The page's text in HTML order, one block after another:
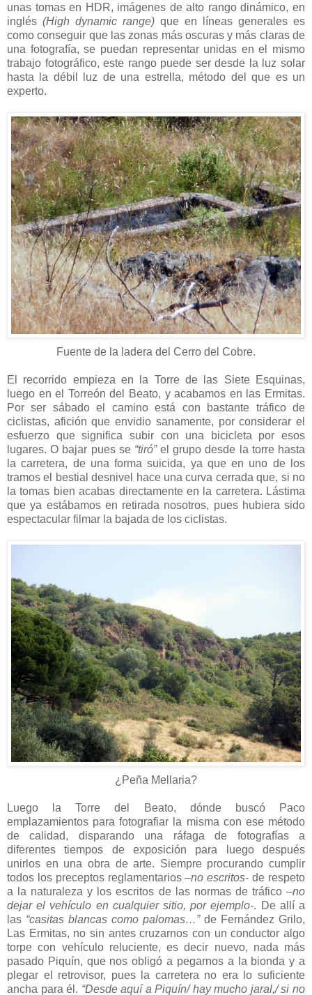
unas tomas en HDR, imágenes de alto rango dinámico, en
inglés (High dynamic range) que en líneas generales es
como conseguir que las zonas más oscuras y más claras de
una fotografía, se puedan representar unidas en el mismo
trabajo fotográfico, este rango puede ser desde la luz solar
hasta la débil luz de una estrella, método del que es un
experto.
Fuente de la ladera del Cerro del Cobre.
El recorrido empieza en la Torre de las Siete Esquinas,
luego en el Torreón del Beato, y acabamos en las Ermitas.
Por ser sábado el camino está con bastante tráfico de
ciclistas, afición que envidio sanamente, por considerar el
esfuerzo que significa subir con una bicicleta por esos
lugares. O bajar pues se “tiró”el grupo desde la torre hasta
la carretera, de una forma suicida, ya que en uno de los
tramos el bestial desnivel hace una curva cerrada que, si no
la tomas bien acabas directamente en la carretera. Lástima
que ya estábamos en retirada nosotros, pues hubiera sido
espectacular filmar la bajada de los ciclistas.
¿Peña Mellaria?
Luego la Torre del Beato, dónde buscó Paco
emplazamientos para fotografiar la misma con ese método
de calidad, disparando una ráfaga de fotografías a
diferentes tiempos de exposición para luego después
unirlos en una obra de arte. Siempre procurando cumplir
todos los preceptos reglamentarios–no escritos- de respeto
a la naturaleza y los escritos de las normas de tráfico –no
dejar el vehículo en cualquier sitio, por ejemplo-. De allí a
las “casitas blancas como palomas…”de Fernández Grilo,
Las Ermitas, no sin antes cruzarnos con un conductor algo
torpe con vehículo reluciente, es decir nuevo, nada más
pasado Piquín, que nos obligó a pegarnos a la bionda y a
plegar el retrovisor, pues la carretera no era lo suficiente
ancha para él. “Desde aquí a Piquín/ hay mucho jaral,/ si no